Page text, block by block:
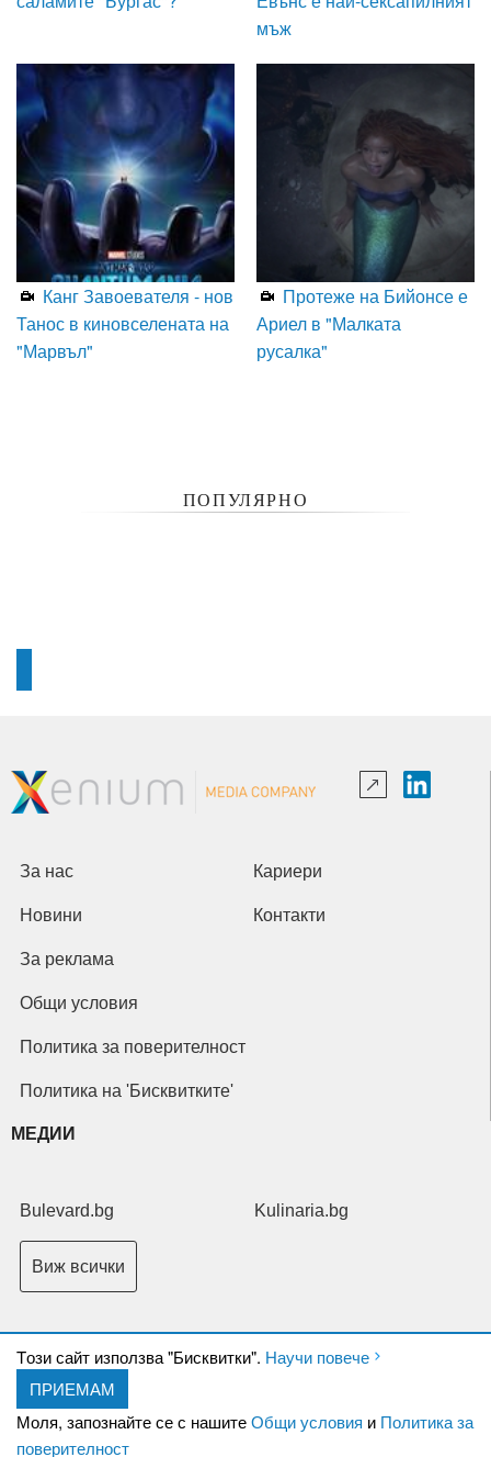
мъж
Канг Завоевателя - нов
Танос в киновселената на
"Марвъл"
Протеже на Бийонсе е
Ариел в "Малката
русалка"
ПОПУЛЯРНО
Tози сайт използва "Бисквитки". Научи повече
ПРИЕМАМ
Моля, запознайте се с нашитеОбщи условия и Политика за
поверителност
За нас Кариери
Новини Контакти
За реклама
Общи условия
Политика за поверителност
Политика на 'Бисквитките'
МЕДИИ
Bulevard.bg Kulinaria.bg
Виж всички
Copyright © 2026 Ксениум ООД. Всички права запазени.
XeniumCompany.com